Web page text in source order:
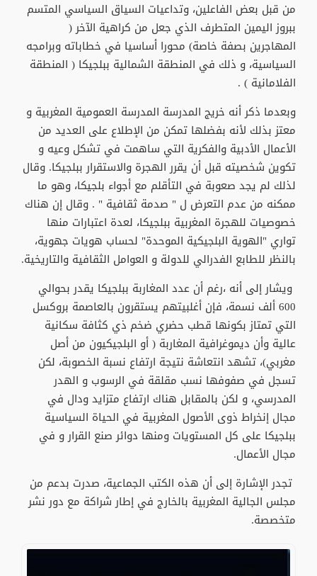
من قبل بعض الفاعلين، وتداعيات السياق السياسي المتسم
ببروز اليمين المتطرف الذي جعل من كراهية الآخر (
المهاجرين بصفة خاصة) محورا أساسيا في خطاباته وبرامجه
السياسية، و ذلك في المنطقة الشمالية ببلجيكا ( المنطقة
الفلامانية ) .
وبعدما ذكر أنه خريج المدرسة المدرسة العمومية المغربية و
معتز بذلك لأنه بفضلها تمكن من الإطلاع على العديد من
الأعمال الأدبية والفكرية التي ساهمت في تشكل وعيه و
تكوين شخصيته قبل أن يقرر الهجرة والاستقرار ببلجيكا. وقال
لذلك لم يجد صعوبة في التأقلم مع أجواء بلجيكا، وهو ما
ممكنه من عدم التعرض ل " صدمة ثقافية " . وقال إن هناك
خصوصيات للهجرة المغربية ببلجيكا، لعدة اعتبارات منها
تواري "الهوية البلجيكية الموحدة" لحساب هويات جهوية،
بالنظر للطابع الفدرالي للدولة و العوامل الثقافية والتاريخية.
ويشار إلى أنه ،رغم أن عدد المغاربة ببلجيكا يقدر بحوالي
600 ألف نسمة، فإن أغلبيتهم يستقرون بالعاصمة بروكسل
التي تمتاز بكونها قطب حضري ضخم ذي كثافة سكانية
عالية وأن ديموغرافية المغاربة ( أو البلجيكيون من أصل
مغربي)، تشهد انتعاشة نتيجة ارتفاع نسبة الخصوبة، لكن
تسجل في صفوفها نسب مقلقة في الرسوب و الهدر
المدرسي، و لكن بالمقابل هناك ارتفاع متزايد ودال في
مجال إنخراط ذوى الأصول المغربية في الحياة السياسية
ببلجيكا على كل المستويات ومنها دوائر صنع القرار و في
مجال الأعمال.
تجدر الإشارة إلى أن هذه الكتب الجماعية، صدرت بدعم من
مجلس الجالية المغربية بالخارج في إطار شراكة مع دور نشر
متخصصة.